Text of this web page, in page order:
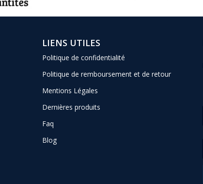
LIENS UTILES
Politique de confidentialité
Politique de remboursement et de retour
Mentions Légales
Dernières produits
Faq
Blog